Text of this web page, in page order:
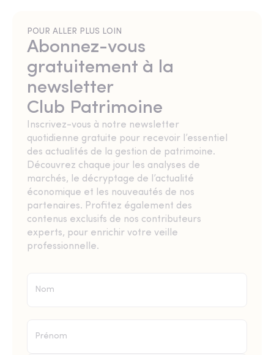
POUR ALLER PLUS LOIN
Abonnez-vous
gratuitement à la
newsletter
Club Patrimoine
Inscrivez-vous à notre newsletter
quotidienne gratuite pour recevoir l’essentiel
des actualités de la gestion de patrimoine.
Découvrez chaque jour les analyses de
marchés, le décryptage de l’actualité
économique et les nouveautés de nos
partenaires. Profitez également des
contenus exclusifs de nos contributeurs
experts, pour enrichir votre veille
professionnelle.